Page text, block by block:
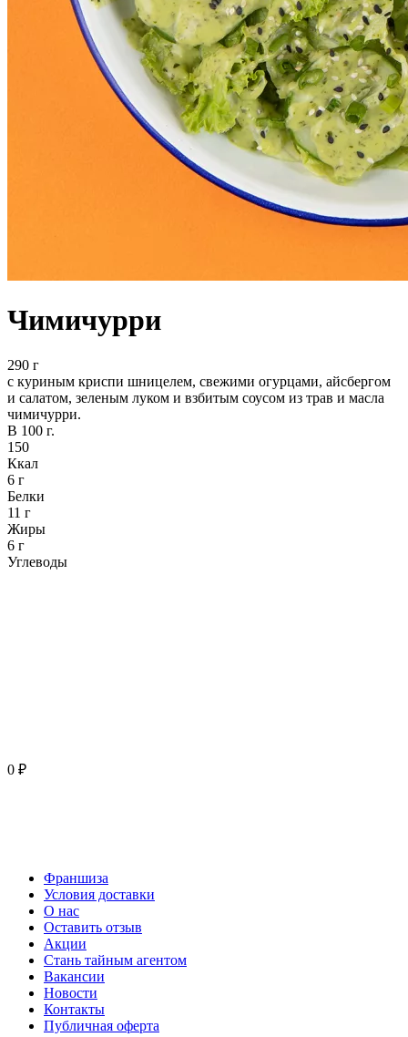
Чимичурри
290 г
с куриным криспи шницелем, свежими огурцами, айсбергом
и салатом, зеленым луком и взбитым соусом из трав и масла
чимичурри.
В 100 г.
150
Ккал
6 г
Белки
11 г
Жиры
6 г
Углеводы
0 ₽
Франшиза
Условия доставки
О нас
Оставить отзыв
Акции
Стань тайным агентом
Вакансии
Новости
Контакты
Публичная оферта